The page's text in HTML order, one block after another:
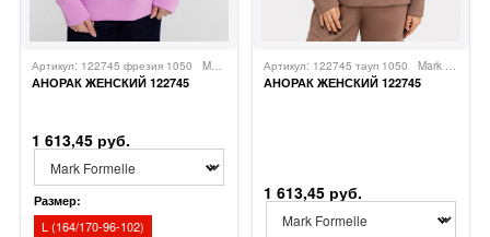
АНОРАК ЖЕНСКИЙ 122745
Артикул: 122745 фрезия 1050 Mark Formelle
1 613,45 руб.
Размер:
L (164/170-96-102)
АНОРАК ЖЕНСКИЙ 122745
Артикул: 122745 тауп 1050 Mark Formelle
1 613,45 руб.